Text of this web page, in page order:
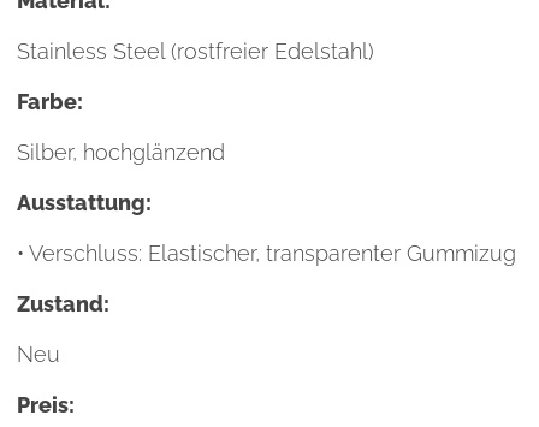
Stainless Steel (rostfreier Edelstahl)
Farbe:
Silber, hochglänzend
Ausstattung:
• Verschluss: Elastischer, transparenter Gummizug
Zustand:
Neu
Preis: